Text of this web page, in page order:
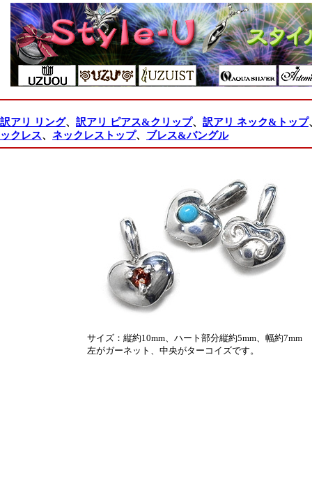
訳アリ リング、 訳アリ ピアス&クリップ、 訳アリ ネック&トップ
ックレス、 ネックレストップ、 ブレス&バングル
サイズ：縦約10mm、ハート部分縦約5mm、幅約7mm
左がガーネット、中央がターコイズです。